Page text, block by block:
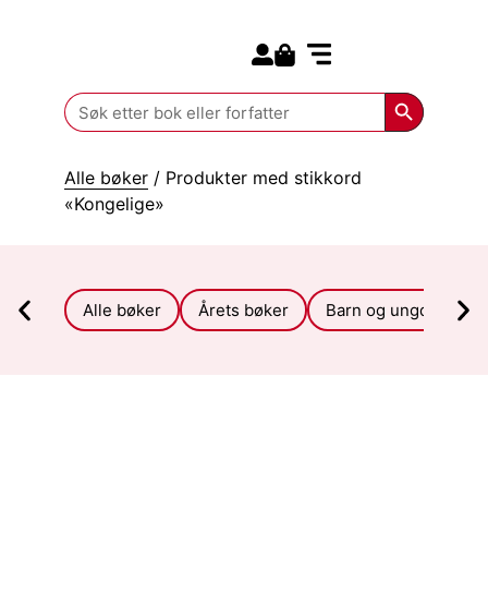
Search
for:
Search
Alle bøker / Produkter med stikkord
«Kongelige»
Alle bøker Årets bøker Barn og ungdom